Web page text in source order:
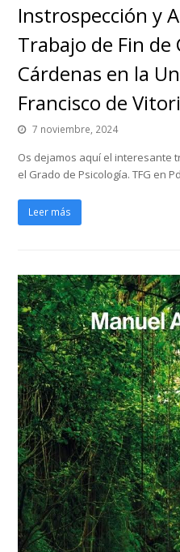
Instrospección y
Trabajo de Fin de
Cárdenas en la
Francisco de
7 noviembre, 2024
Os dejamos aquí el interesante
el Grado de Psicología. TFG en
Leer más